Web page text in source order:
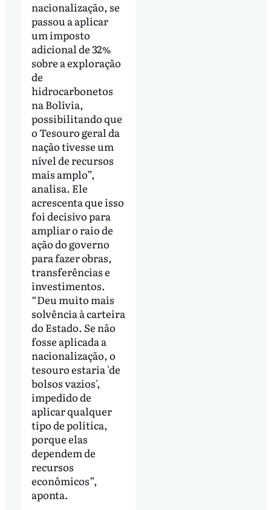
nacionalização, se
passou a aplicar
um imposto
adicional de 32%
sobre a exploração
de
hidrocarbonetos
na Bolívia,
possibilitando que
o Tesouro geral da
nação tivesse um
nível de recursos
mais amplo”,
analisa. Ele
acrescenta que isso
foi decisivo para
ampliar o raio de
ação do governo
para fazer obras,
transferências e
investimentos.
“Deu muito mais
solvência à carteira
do Estado. Se não
fosse aplicada a
nacionalização, o
tesouro estaria 'de
bolsos vazios',
impedido de
aplicar qualquer
tipo de política,
porque elas
dependem de
recursos
econômicos”,
aponta.